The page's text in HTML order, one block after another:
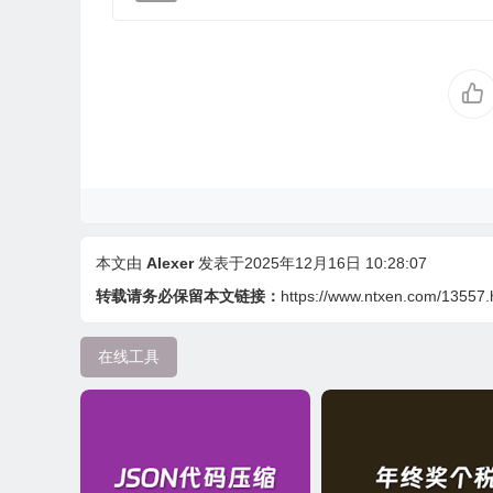
本文由 Alexer 发表于2025年12月16日 10:28:07
转载请务必保留本文链接： https://www.ntxen.com/
在线工具